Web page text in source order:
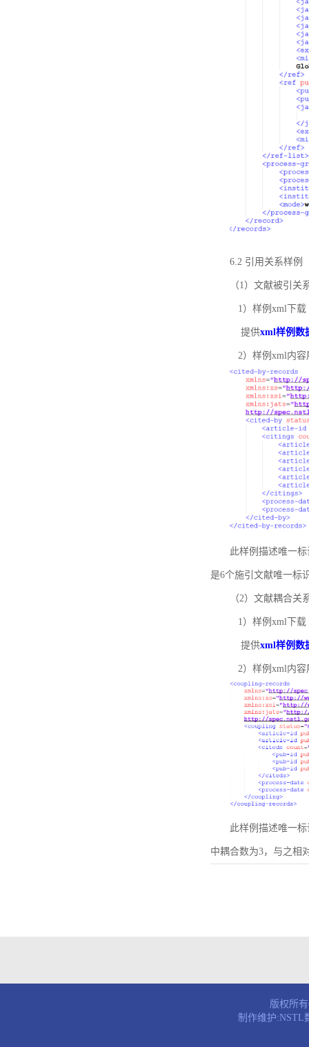
6.2 引用关系样例
（1）文献被引关
1）样例xml下载
提供xml样例数
2）样例xml内容
此样例描述唯一标
是6个施引文献唯一标
（2）文献耦合关
1）样例xml下载
提供xml样例数
2）样例xml内容
此样例描述唯一标
中耦合数为3，与之相
版权所
制作维护:NSTL